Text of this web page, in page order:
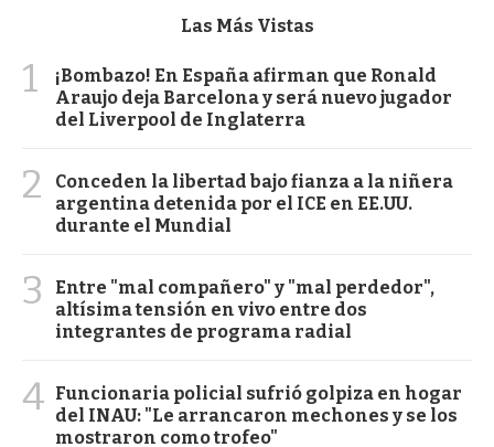
Las Más Vistas
1
¡Bombazo! En España afirman que Ronald
Araujo deja Barcelona y será nuevo jugador
del Liverpool de Inglaterra
2
Conceden la libertad bajo fianza a la niñera
argentina detenida por el ICE en EE.UU.
durante el Mundial
3
Entre "mal compañero" y "mal perdedor",
altísima tensión en vivo entre dos
integrantes de programa radial
4 Funcionaria policial sufrió golpiza en hogar
del INAU: "Le arrancaron mechones y se los
mostraron como trofeo"